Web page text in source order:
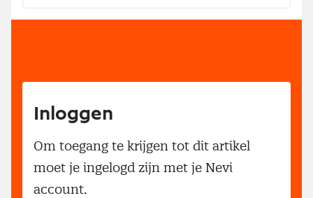
Inloggen
Om toegang te krijgen tot dit artikel
moet je ingelogd zijn met je Nevi
account.